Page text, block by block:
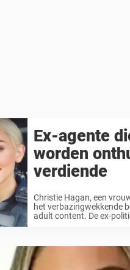
Ex-agente
worden
verdiende
Christie Hagan, een
het verbazingwekkende
adult content. De ex-